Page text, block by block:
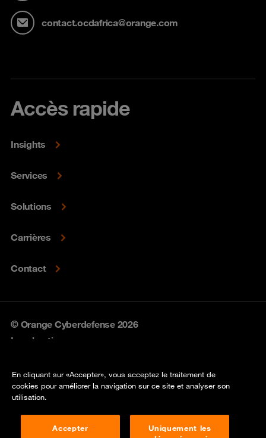
contact.ocdafrica@orange.com
Accès rapide
Insights
Services
Solutions
Carrières
Contact
© Orange Cyberdefense 2026
Legal notice
Vulnerability policy
Cookie policy
En cliquant sur «Accepter», vous acceptez le traitement de
cookies pour améliorer la navigation sur ce site et analyser son
utilisation.
Accepter
Uniquement les